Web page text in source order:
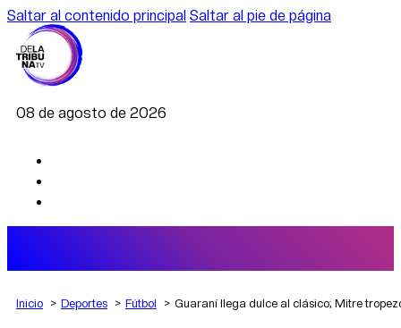
Saltar al contenido principal Saltar al pie de página
08 de agosto de 2026
Inicio Deportes Fútbol Guaraní llega dulce al clásico; Mitre